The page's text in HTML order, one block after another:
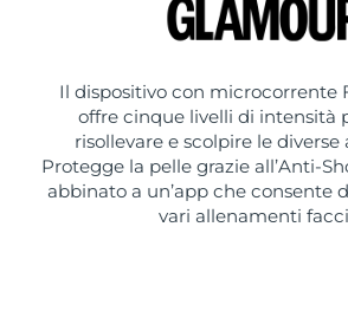
Il dispositivo con microcorrente
offre cinque livelli di intensità
risollevare e scolpire le diverse
Protegge la pelle grazie all’Anti-
abbinato a un’app che consente
vari allenamenti